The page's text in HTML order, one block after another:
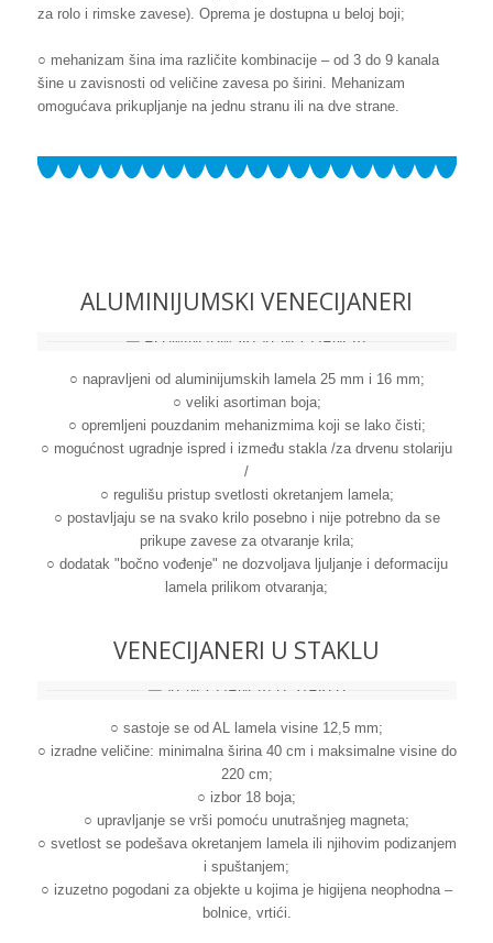
za rolo i rimske zavese). Oprema je dostupna u beloj boji;
○ mehanizam šina ima različite kombinacije – od 3 do 9 kanala
šine u zavisnosti od veličine zavesa po širini. Mehanizam
omogućava prikupljanje na jednu stranu ili na dve strane.
ALUMINIJUMSKI VENECIJANERI
○ napravljeni od aluminijumskih lamela 25 mm i 16 mm;
○ veliki asortiman boja;
○ opremljeni pouzdanim mehanizmima koji se lako čisti;
○ mogućnost ugradnje ispred i između stakla /za drvenu stolariju
/
○ regulišu pristup svetlosti okretanjem lamela;
○ postavljaju se na svako krilo posebno i nije potrebno da se
prikupe zavese za otvaranje krila;
○ dodatak "bočno vođenje" ne dozvoljava ljuljanje i deformaciju
lamela prilikom otvaranja;
VENECIJANERI U STAKLU
○ sastoje se od AL lamela visine 12,5 mm;
○ izradne veličine: minimalna širina 40 cm i maksimalne visine do
220 cm;
○ izbor 18 boja;
○ upravljanje se vrši pomoću unutrašnjeg magneta;
○ svetlost se podešava okretanjem lamela ili njihovim podizanjem
i spuštanjem;
○ izuzetno pogodani za objekte u kojima je higijena neophodna –
bolnice, vrtići.